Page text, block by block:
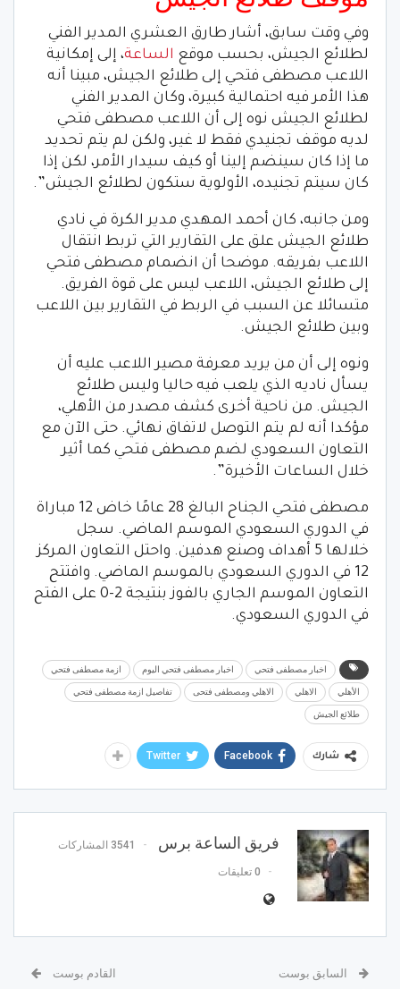
وفي وقت سابق، أشار طارق العشري المدير الفني
لطلائع الجيش، بحسب موقع الساعة، إلى إمكانية
اللاعب مصطفى فتحي إلى طلائع الجيش، مبينا أنه
هذا الأمر فيه احتمالية كبيرة، وكان المدير الفني
لطلائع الجيش نوه إلى أن اللاعب مصطفى فتحي
لديه موقف تجنيدي فقط لا غير، ولكن لم يتم تحديد
ما إذا كان سينضم إلينا أو كيف سيدار الأمر، لكن إذا
كان سيتم تجنيده، الأولوية ستكون لطلائع الجيش”.
ومن جانبه، كان أحمد المهدي مدير الكرة في نادي
طلائع الجيش علق على التقارير التي تربط انتقال
اللاعب بفريقه. موضحا أن انضمام مصطفى فتحي
إلى طلائع الجيش، اللاعب ليس على قوة الفريق.
متسائلا عن السبب في الربط في التقارير بين اللاعب
وبين طلائع الجيش.
ونوه إلى أن من يريد معرفة مصير اللاعب عليه أن
يسأل ناديه الذي يلعب فيه حاليا وليس طلائع
الجيش. من ناحية أخرى كشف مصدر من الأهلي،
مؤكدا أنه لم يتم التوصل لاتفاق نهائي. حتى الآن مع
التعاون السعودي لضم مصطفى فتحي كما أثير
خلال الساعات الأخيرة”.
مصطفى فتحي الجناح البالغ 28 عامًا خاض 12 مباراة
في الدوري السعودي الموسم الماضي. سجل
خلالها 5 أهداف وصنع هدفين. واحتل التعاون المركز
12 في الدوري السعودي بالموسم الماضي. وافتتح
التعاون الموسم الجاري بالفوز بنتيجة 2-0 على الفتح
في الدوري السعودي.
اخبار مصطفى فتحي اخبار مصطفى فتحي اليوم ازمة مصطفى فتحي
الأهلي الاهلي الاهلي ومصطفى فتحى تفاصيل ازمة مصطفى فتحي
طلائع الجيش
شارك Facebook
Twitter
فريق الساعة برس 3541 المشاركات
0 تعليقات
السابق بوست القادم بوست